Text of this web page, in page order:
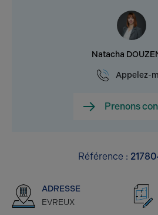
Natacha
Appelez-
Prenons
Référence :
ADRESSE
EVREUX